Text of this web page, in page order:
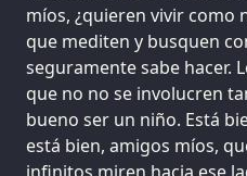
míos, ¿quieren vivir como
que mediten y busquen
seguramente sabe hacer.
que no no se involucren
bueno ser un niño. Está
está bien, amigos míos,